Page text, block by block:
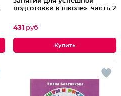
подготовки к школе». часть 2
431 руб